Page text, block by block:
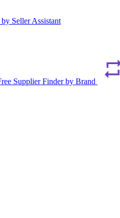
Seller Assistant
Supplier Finder by Brand